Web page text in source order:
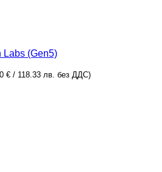
Labs (Gen5)
€ / 118.33 лв. без ДДС)